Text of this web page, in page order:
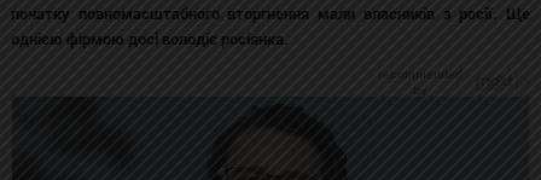
початку повномасштабного вторгнення мали власників з росії. Ще
однією фірмою досі володіє росіянка.